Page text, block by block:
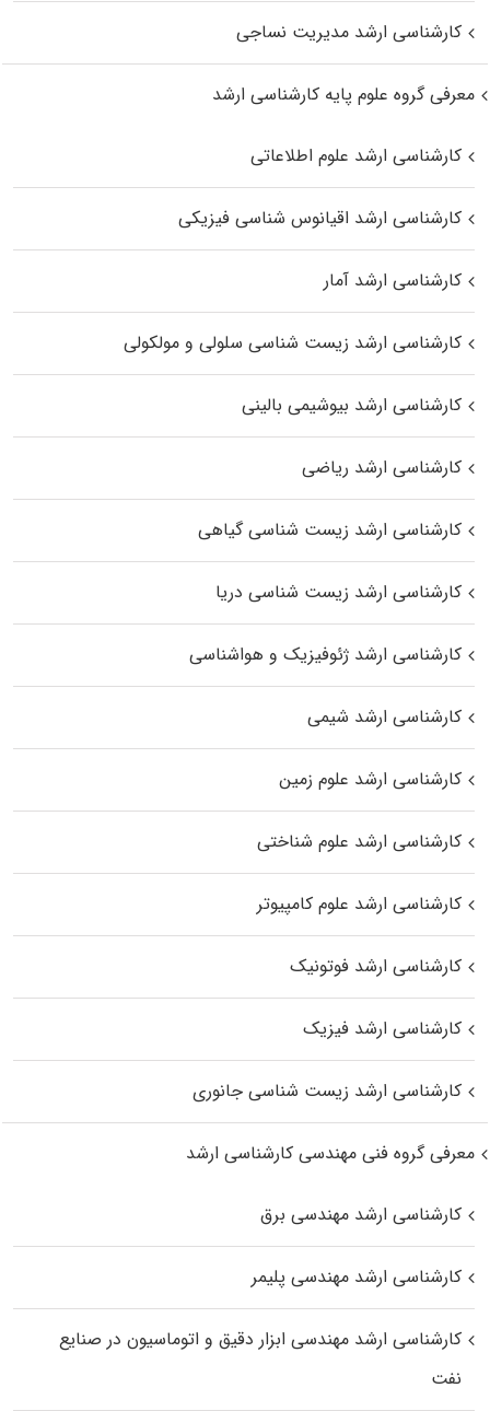
کارشناسی ارشد مدیریت نساجی
معرفی گروه علوم پایه کارشناسی ارشد
کارشناسی ارشد علوم اطلاعاتی
کارشناسی ارشد اقیانوس‌ شناسی فیزیکی
کارشناسی ارشد آمار
کارشناسی ارشد زیست شناسی سلولی و مولکولی
کارشناسی ارشد بیوشیمی بالینی
کارشناسی ارشد ریاضی
کارشناسی ارشد زیست‌ شناسی گیاهی
کارشناسی ارشد زیست‌ شناسی دریا
کارشناسی ارشد ژئوفیزیک و هواشناسی
کارشناسی ارشد شیمی
کارشناسی ارشد علوم زمین
کارشناسی ارشد علوم شناختی
کارشناسی ارشد علوم کامپیوتر
کارشناسی ارشد فوتونیک
کارشناسی ارشد فیزیک
کارشناسی ارشد زیست‌ شناسی جانوری
معرفی گروه فنی مهندسی کارشناسی ارشد
کارشناسی ارشد مهندسی برق
کارشناسی ارشد مهندسی پلیمر
کارشناسی ارشد مهندسی ابزار دقیق و اتوماسیون در صنایع
نفت